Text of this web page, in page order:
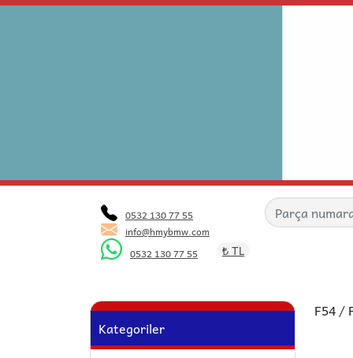
0532 130 77 55
info@hmybmw.com
0532 130 77 55
₺ TL
Kategoriler
F54 /